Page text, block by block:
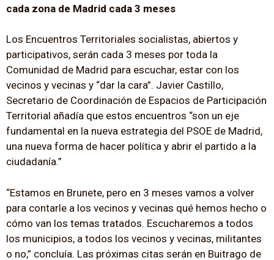
cada zona de Madrid cada 3 meses
Los Encuentros Territoriales socialistas, abiertos y
participativos, serán cada 3 meses por toda la
Comunidad de Madrid para escuchar, estar con los
vecinos y vecinas y “dar la cara”. Javier Castillo,
Secretario de Coordinación de Espacios de Participación
Territorial añadía que estos encuentros “son un eje
fundamental en la nueva estrategia del PSOE de Madrid,
una nueva forma de hacer política y abrir el partido a la
ciudadanía.”
“Estamos en Brunete, pero en 3 meses vamos a volver
para contarle a los vecinos y vecinas qué hemos hecho o
cómo van los temas tratados. Escucharemos a todos
los municipios, a todos los vecinos y vecinas, militantes
o no,” concluía. Las próximas citas serán en Buitrago de